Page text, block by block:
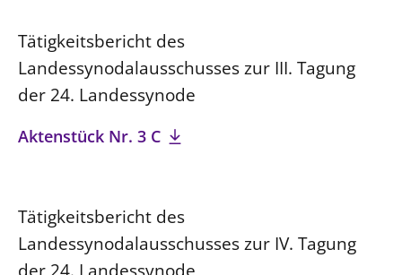
Tätigkeitsbericht des
Landessynodalausschusses zur III. Tagung
der 24. Landessynode
Aktenstück Nr. 3 C
Tätigkeitsbericht des
Landessynodalausschusses zur IV. Tagung
der 24. Landessynode